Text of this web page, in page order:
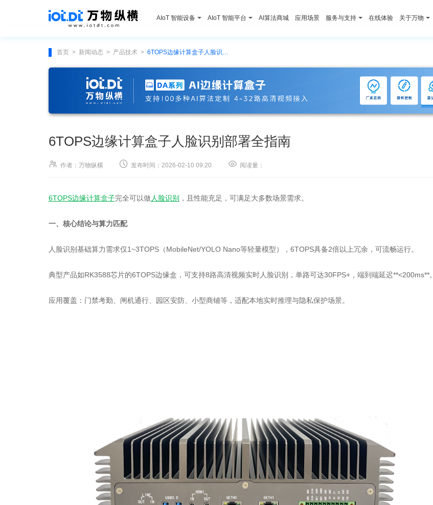
AIoT 智能设备 AIoT 智能平台 AI算法商城 应用场景 服务与支持 在线体验 关于万物
首页 > 新闻动态 > 产品技术 >
6TOPS边缘计算盒子人脸识别部署全指南
 作者：万物纵横  发布时间：2026-02-10 09:20  阅读量：
6TOPS边缘计算盒子完全可以做人脸识别 ，且性能充足，可满足大多数场景需求。
一、核心结论与算力匹配
人脸识别基础算力需求仅1~3TOPS（MobileNet/YOLO Nano等轻量模型），6TOPS具备2倍以上冗余，可流畅运行。
典型产品如RK3588芯片的6TOPS边缘盒，可支持8路高清视频实时人脸识别，单路可达30FPS+，端到端延迟**<200ms**。
应用覆盖：门禁考勤、闸机通行、园区安防、小型商铺等，适配本地实时推理与隐私保护场景。